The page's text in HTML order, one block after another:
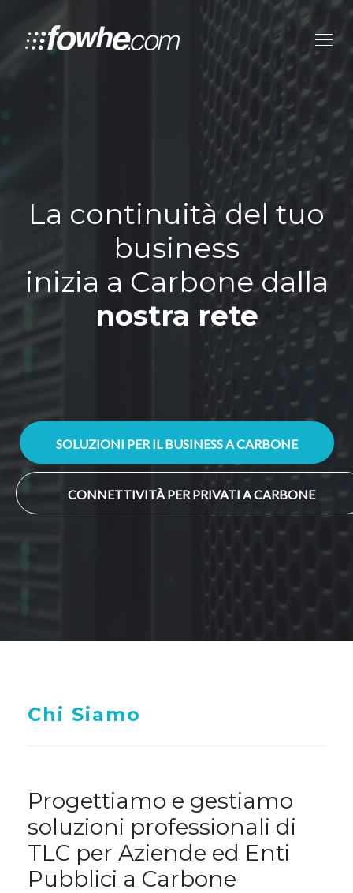
La continuità del tuo
business
inizia a Carbone dalla
nostra rete
SOLUZIONI PER IL BUSINESS A CARBONE
CONNETTIVITÀ PER PRIVATI A CARBONE
Chi Siamo
Progettiamo e gestiamo
soluzioni professionali di
TLC per Aziende ed Enti
Pubblici a Carbone